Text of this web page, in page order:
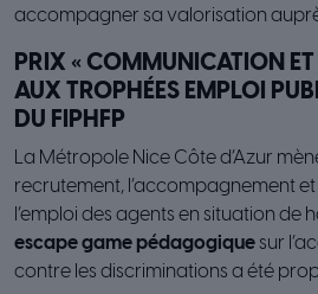
accompagner sa valorisation
PRIX « COMMUNICATION ET
AUX TROPHÉES EMPLOI
DU FIPHFP
La Métropole Nice Côte d’Azur
recrutement, l’accompagnement
l’emploi des agents en situation de
escape game pédagogique sur
contre les discriminations a été